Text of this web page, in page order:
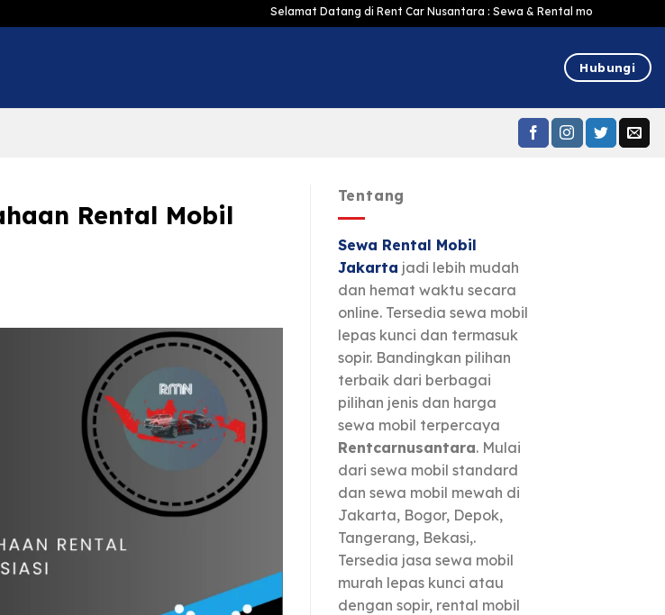
Selamat Datang di Rent Car Nusantara : Sewa & Rental mobil Jakarta Murah
Hubungi
Rental Mobil
Tentang
Sewa Rental Mobil
Jakarta jadi lebih mudah
dan hemat waktu secara
online. Tersedia sewa mobil
lepas kunci dan termasuk
sopir. Bandingkan pilihan
terbaik dari berbagai
pilihan jenis dan harga
sewa mobil terpercaya
Rentcarnusantara. Mulai
dari sewa mobil standard
dan sewa mobil mewah di
Jakarta, Bogor, Depok,
Tangerang, Bekasi,.
Tersedia jasa sewa mobil
murah lepas kunci atau
dengan sopir, rental mobil